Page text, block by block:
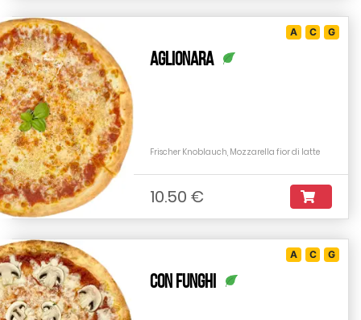
Aglionara
A C G
Frischer Knoblauch, Mozzarella fior di latte
10.50 €
Con Funghi
A C G